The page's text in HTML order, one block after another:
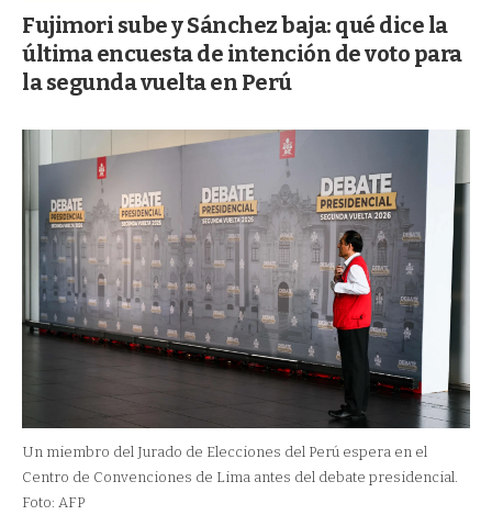
Fujimori sube y Sánchez baja: qué dice la
última encuesta de intención de voto para
la segunda vuelta en Perú
Un miembro del Jurado de Elecciones del Perú espera en el
Centro de Convenciones de Lima antes del debate presidencial.
Foto: AFP